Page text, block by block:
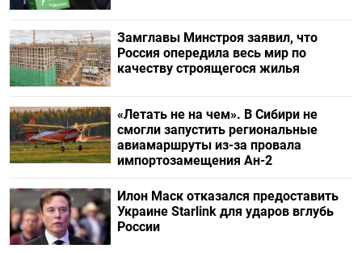
Замглавы Минстроя заявил, что
Россия опередила весь мир по
качеству строящегося жилья
«Летать не на чем». В Сибири не
смогли запустить региональные
авиамаршруты из-за провала
импортозамещения Ан-2
Илон Маск отказался предоставить
Украине Starlink для ударов вглубь
России